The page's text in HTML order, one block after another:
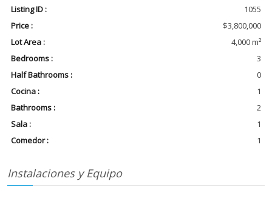
Listing ID :
1055
Price :
$3,800,000
Lot Area :
4,000 m²
Bedrooms :
3
Half Bathrooms :
0
Cocina :
1
Bathrooms :
2
Sala :
1
Comedor :
1
Instalaciones y Equipo